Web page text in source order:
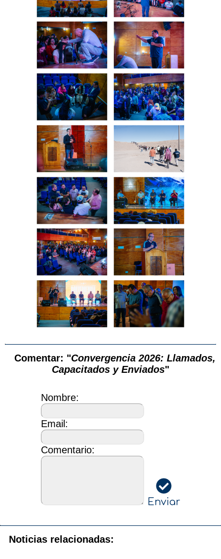
Comentar: "Convergencia 2026: Llamados,
Capacitados y Enviados"
Nombre:
Email:
Comentario:
Enviar
Noticias relacionadas: